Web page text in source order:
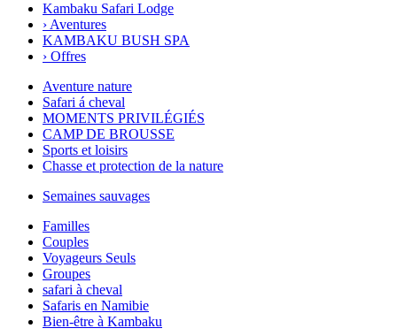
Kambaku Safari Lodge
› Aventures
KAMBAKU BUSH SPA
› Offres
Aventure nature
Safari á cheval
MOMENTS PRIVILÉGIÉS
CAMP DE BROUSSE
Sports et loisirs
Chasse et protection de la nature
Semaines sauvages
Familles
Couples
Voyageurs Seuls
Groupes
safari à cheval
Safaris en Namibie
Bien-être à Kambaku